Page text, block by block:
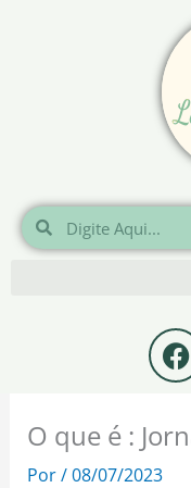
Pesquisar
Pesquisar
F
a
c
e
b
O que é :
Por/08/07/2023